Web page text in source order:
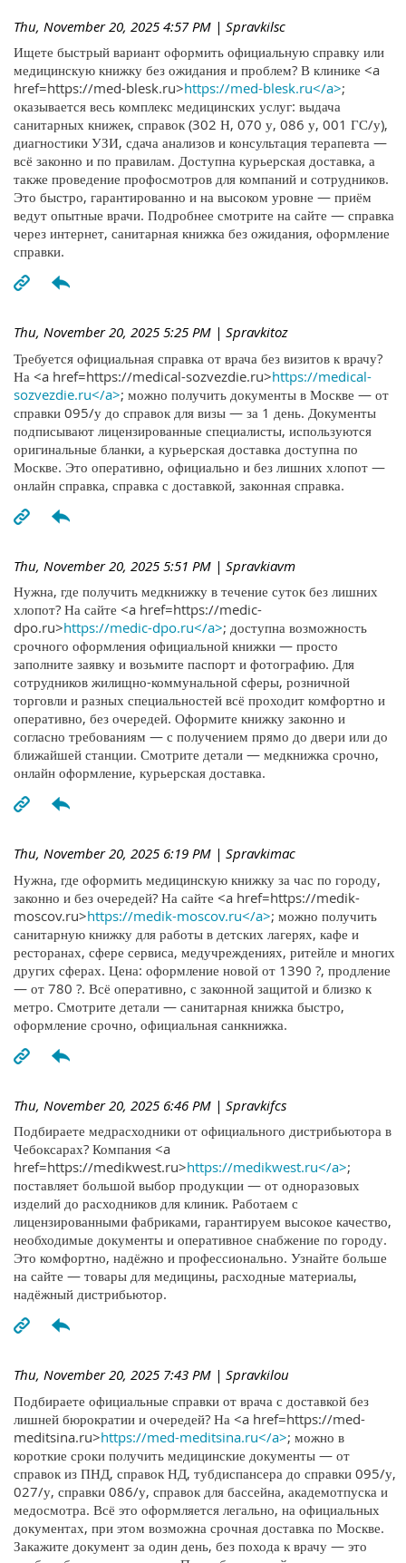
Thu, November 20, 2025 4:57 PM | Spravkilsc
Ищете быстрый вариант оформить официальную справку или
медицинскую книжку без ожидания и проблем? В клинике <a
href=https://med-blesk.ru>https://med-blesk.ru</a>;
оказывается весь комплекс медицинских услуг: выдача
санитарных книжек, справок (302 Н, 070 у, 086 у, 001 ГС/у),
диагностики УЗИ, сдача анализов и консультация терапевта —
всё законно и по правилам. Доступна курьерская доставка, а
также проведение профосмотров для компаний и сотрудников.
Это быстро, гарантированно и на высоком уровне — приём
ведут опытные врачи. Подробнее смотрите на сайте — справка
через интернет, санитарная книжка без ожидания, оформление
справки.
Thu, November 20, 2025 5:25 PM | Spravkitoz
Требуется официальная справка от врача без визитов к врачу?
На <a href=https://medical-sozvezdie.ru>https://medical-
sozvezdie.ru</a>; можно получить документы в Москве — от
справки 095/у до справок для визы — за 1 день. Документы
подписывают лицензированные специалисты, используются
оригинальные бланки, а курьерская доставка доступна по
Москве. Это оперативно, официально и без лишних хлопот —
онлайн справка, справка с доставкой, законная справка.
Thu, November 20, 2025 5:51 PM | Spravkiavm
Нужна, где получить медкнижку в течение суток без лишних
хлопот? На сайте <a href=https://medic-
dpo.ru>https://medic-dpo.ru</a>; доступна возможность
срочного оформления официальной книжки — просто
заполните заявку и возьмите паспорт и фотографию. Для
сотрудников жилищно-коммунальной сферы, розничной
торговли и разных специальностей всё проходит комфортно и
оперативно, без очередей. Оформите книжку законно и
согласно требованиям — с получением прямо до двери или до
ближайшей станции. Смотрите детали — медкнижка срочно,
онлайн оформление, курьерская доставка.
Thu, November 20, 2025 6:19 PM | Spravkimac
Нужна, где оформить медицинскую книжку за час по городу,
законно и без очередей? На сайте <a href=https://medik-
moscov.ru>https://medik-moscov.ru</a>; можно получить
санитарную книжку для работы в детских лагерях, кафе и
ресторанах, сфере сервиса, медучреждениях, ритейле и многих
других сферах. Цена: оформление новой от 1390 ?, продление
— от 780 ?. Всё оперативно, с законной защитой и близко к
метро. Смотрите детали — санитарная книжка быстро,
оформление срочно, официальная санкнижка.
Thu, November 20, 2025 6:46 PM | Spravkifcs
Подбираете медрасходники от официального дистрибьютора в
Чебоксарах? Компания <a
href=https://medikwest.ru>https://medikwest.ru</a>;
поставляет большой выбор продукции — от одноразовых
изделий до расходников для клиник. Работаем с
лицензированными фабриками, гарантируем высокое качество,
необходимые документы и оперативное снабжение по городу.
Это комфортно, надёжно и профессионально. Узнайте больше
на сайте — товары для медицины, расходные материалы,
надёжный дистрибьютор.
Thu, November 20, 2025 7:43 PM | Spravkilou
Подбираете официальные справки от врача с доставкой без
лишней бюрократии и очередей? На <a href=https://med-
meditsina.ru>https://med-meditsina.ru</a>; можно в
короткие сроки получить медицинские документы — от
справок из ПНД, справок НД, тубдиспансера до справки 095/у,
027/у, справки 086/у, справок для бассейна, академотпуска и
медосмотра. Всё это оформляется легально, на официальных
документах, при этом возможна срочная доставка по Москве.
Закажите документ за один день, без похода к врачу — это